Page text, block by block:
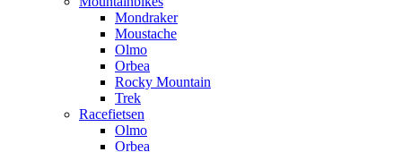
Mondraker
Moustache
Olmo
Orbea
Rocky Mountain
Trek
Racefietsen
Olmo
Orbea